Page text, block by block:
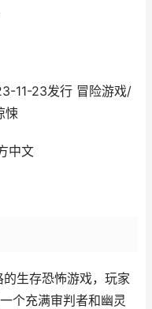
11-23发行 冒险游戏/
悚
中文
的生存恐怖游戏，玩家
个充满审判者和幽灵